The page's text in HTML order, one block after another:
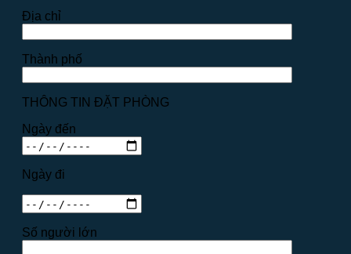
Địa chỉ
Thành phố
THÔNG TIN ĐẶT PHÒNG
Ngày đến
Ngày đi
Số người lớn